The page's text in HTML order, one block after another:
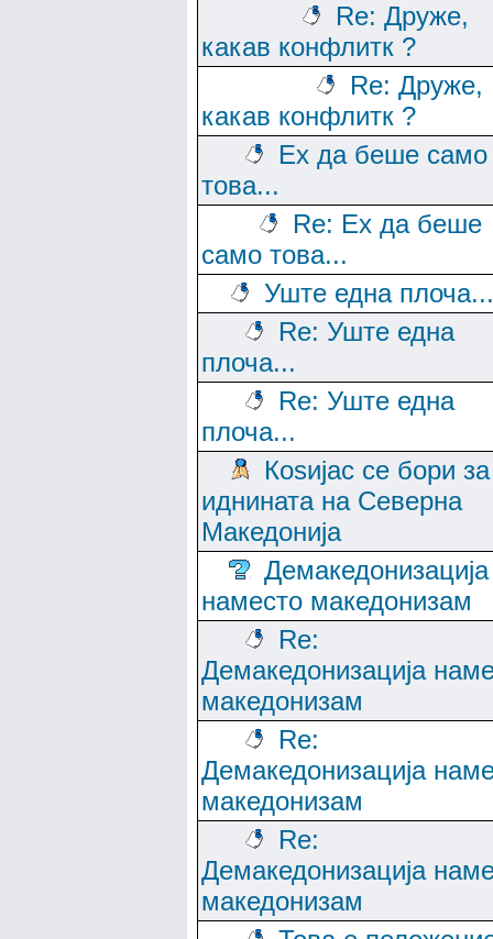
Re: Друже,
какав конфлитк ?
Re: Друже,
какав конфлитк ?
Ех да беше само
това...
Re: Ех да беше
само това...
Уште една плоча...
Re: Уште една
плоча...
Re: Уште една
плоча...
Коѕијас се бори за
иднината на Северна
Македонија
Демакедонизација
наместо македонизам
Re:
Демакедонизација
македонизам
Re:
Демакедонизација
македонизам
Re:
Демакедонизација
македонизам